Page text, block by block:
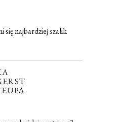
najbardziej szalik